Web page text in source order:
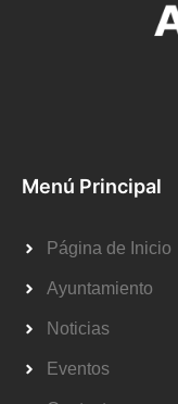
Menú Principal
Página de Inicio
Ayuntamiento
Noticias
Eventos